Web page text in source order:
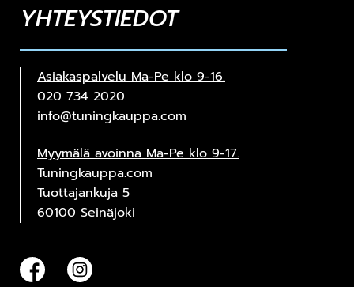
YHTEYSTIEDOT
Asiakaspalvelu Ma-Pe klo 9-16.
020 734 2020
info@tuningkauppa.com
Myymälä avoinna Ma-Pe klo 9-17.
Tuningkauppa.com
Tuottajankuja 5
60100 Seinäjoki